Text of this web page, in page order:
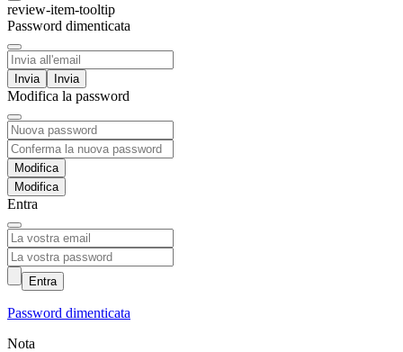
review-item-tooltip
Password dimenticata
Invia
Modifica la password
Modifica
Entra
Entra
Password dimenticata
Nota